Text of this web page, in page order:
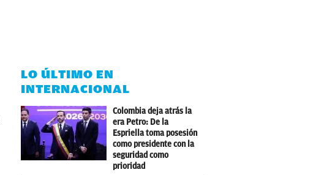
LO ÚLTIMO EN
INTERNACIONAL
Colombia deja atrás la
era Petro: De la
Espriella toma posesión
como presidente con la
seguridad como
prioridad